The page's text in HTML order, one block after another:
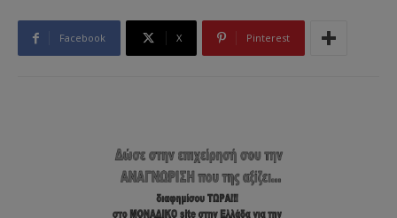
Facebook X Pinterest